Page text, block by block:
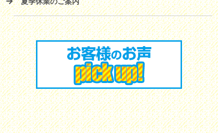
夏季休業のご案内